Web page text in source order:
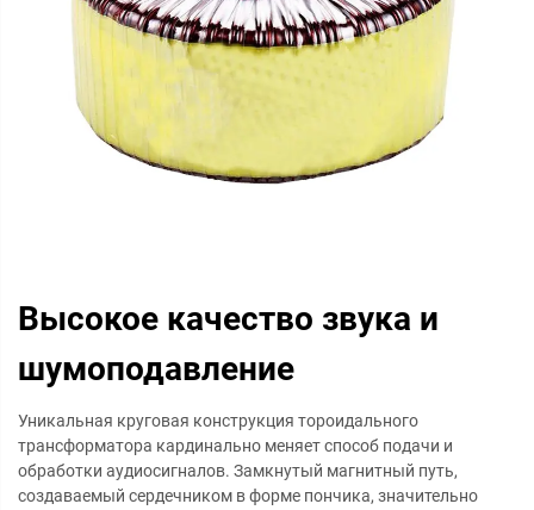
Высокое качество звука и
шумоподавление
Уникальная круговая конструкция тороидального
трансформатора кардинально меняет способ подачи и
обработки аудиосигналов. Замкнутый магнитный путь,
создаваемый сердечником в форме пончика, значительно